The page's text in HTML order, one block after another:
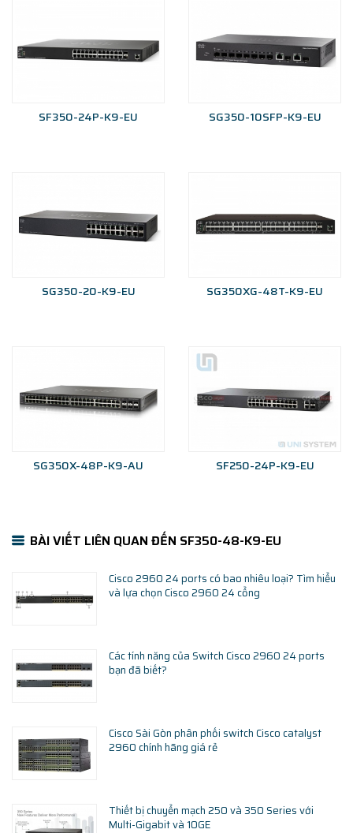
SF350-24P-K9-EU SG350-10SFP-K9-EU
SG350-20-K9-EU SG350XG-48T-K9-EU
SG350X-48P-K9-AU SF250-24P-K9-EU
BÀI VIẾT LIÊN QUAN ĐẾN SF350-48-K9-EU
Cisco 2960 24 ports có bao nhiêu loại? Tìm hiểu
và lựa chọn Cisco 2960 24 cổng
Các tính năng của Switch Cisco 2960 24 ports
bạn đã biết?
Cisco Sài Gòn phân phối switch Cisco catalyst
2960 chính hãng giá rẻ
Thiết bị chuyển mạch 250 và 350 Series với
Multi-Gigabit và 10GE